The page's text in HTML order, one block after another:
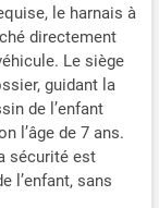
le harnais à
directement
Le siège
guidant la
de l’enfant
l’âge de 7 ans.
sécurité est
l’enfant, sans